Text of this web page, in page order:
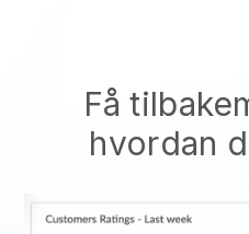
Få
hvordan